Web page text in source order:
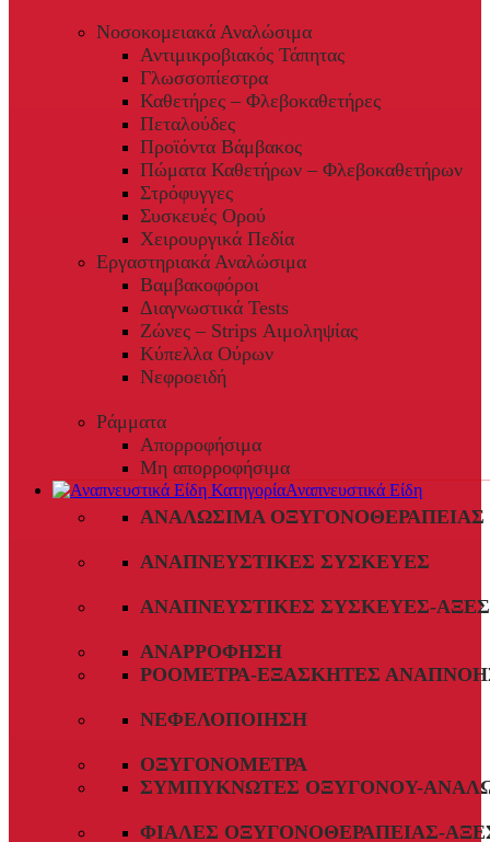
Νοσοκομειακά Αναλώσιμα
Αντιμικροβιακός Τάπητας
Γλωσσοπίεστρα
Καθετήρες – Φλεβοκαθετήρες
Πεταλούδες
Προϊόντα Βάμβακος
Πώματα Καθετήρων – Φλεβοκαθετήρων
Στρόφυγγες
Συσκευές Ορού
Χειρουργικά Πεδία
Εργαστηριακά Αναλώσιμα
Βαμβακοφόροι
Διαγνωστικά Tests
Ζώνες – Strips Αιμοληψίας
Κύπελλα Ούρων
Νεφροειδή
Ράμματα
Απορροφήσιμα
Μη απορροφήσιμα
Αναπνευστικά Είδη
ΑΝΑΛΏΣΙΜΑ ΟΞΥΓΟΝΟΘΕΡΑΠΕΊΑΣ
ΑΝΑΠΝΕΥΣΤΙΚΈΣ ΣΥΣΚΕΥΈΣ
ΑΝΑΠΝΕΥΣΤΙΚΈΣ ΣΥΣΚΕΥΈΣ-
ΑΝΑΡΡΌΦΗΣΗ
ΡΟΌΜΕΤΡΑ-ΕΞΑΣΚΗΤΈΣ
ΝΕΦΕΛΟΠΟΊΗΣΗ
ΟΞΥΓΟΝΌΜΕΤΡΑ
ΣΥΜΠΥΚΝΩΤΈΣ ΟΞΥΓΌΝΟΥ-
ΦΙΆΛΕΣ ΟΞΥΓΟΝΟΘΕΡΑΠΕΊΑΣ-